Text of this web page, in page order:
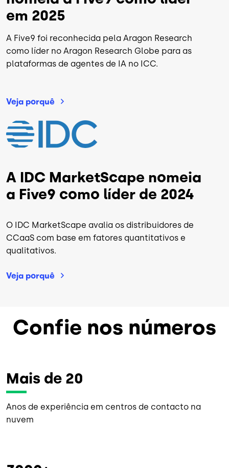
em 2025
A Five9 foi reconhecida pela Aragon Research
como líder no Aragon Research Globe para as
plataformas de agentes de IA no ICC.
Veja porquê
Imagem
A IDC MarketScape nomeia
a Five9 como líder de 2024
O IDC MarketScape avalia os distribuidores de
CCaaS com base em fatores quantitativos e
qualitativos.
Veja porquê
Confie nos números
Mais de 20
Anos de experiência em centros de contacto na
nuvem